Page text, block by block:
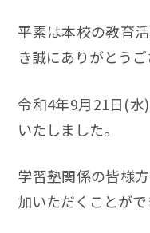
平素は本校の教育
き誠にありがとうご
令和4年9月21日(
いたしました。
学習塾関係の皆様
加いただくことがで